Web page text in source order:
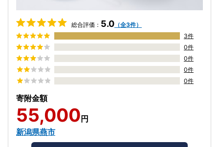
総合評価： 5.0 （全3件）
3件
0件
0件
0件
0件
寄附金額
55,000円
新潟県燕市